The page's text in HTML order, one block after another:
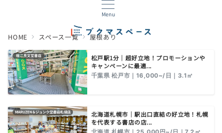
Menu
HOME スペース一覧 屋根あり
松戸駅1分｜超好立地！プロモーションや
キャンペーンに最適...
千葉県 松戸市｜16,000~/日｜3.1㎡
北海道札幌市｜駅出口直結の好立地！札幌
を代表する書店の店...